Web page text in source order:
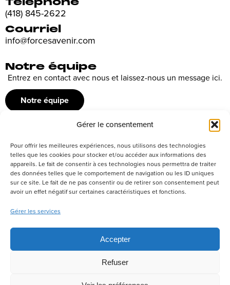
Gérer le consentement
Pour offrir les meilleures expériences, nous utilisons des technologies
telles que les cookies pour stocker et/ou accéder aux informations des
appareils. Le fait de consentir à ces technologies nous permettra de traiter
des données telles que le comportement de navigation ou les ID uniques
sur ce site. Le fait de ne pas consentir ou de retirer son consentement peut
avoir un effet négatif sur certaines caractéristiques et fonctions.
Gérer les services
Accepter
Refuser
(418) 845-2622
Courriel
info@forcesavenir.com
Notre équipe
Entrez en contact avec nous et laissez-nous un message ici.
Notre équipe
Recrutement
Découvrez nos offres d’emploi ou envoyez votre candidature
spontanée
Postuler